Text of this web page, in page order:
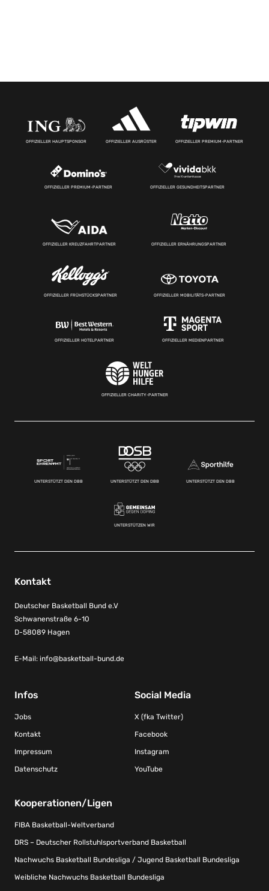
OFFIZIELLER HAUPTSPONSOR OFFIZIELLER AUSRÜSTER OFFIZIELLER PREMIUM-PARTNER
OFFIZIELLER PREMIUM-PARTNER OFFIZIELLER GESUNDHEITSPARTNER
OFFIZIELLER KREUZFAHRTPARTNER OFFIZIELLER ERNÄHRUNGSPARTNER
OFFIZIELLER FRÜHSTÜCKSPARTNER OFFIZIELLER MOBILITÄTS-PARTNER
OFFIZIELLER HOTELPARTNER OFFIZIELLER MEDIENPARTNER
OFFIZIELLER CHARITY-PARTNER
UNTERSTÜTZT DEN DBB UNTERSTÜTZT DEN DBB UNTERSTÜTZT DEN DBB
UNTERSTÜTZEN WIR
Kontakt
Deutscher Basketball Bund e.V
Schwanenstraße 6-10
D-58089 Hagen
E-Mail: info@basketball-bund.de
Infos
Jobs
Kontakt
Impressum
Datenschutz
Social Media
X (fka Twitter)
Facebook
Instagram
YouTube
Kooperationen/Ligen
FIBA Basketball-Weltverband
DRS – Deutscher Rollstuhlsportverband Basketball
Nachwuchs Basketball Bundesliga / Jugend Basketball Bundesliga
Weibliche Nachwuchs Basketball Bundesliga